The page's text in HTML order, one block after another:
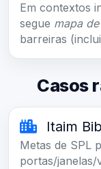
Em contextos
segue mapa
barreiras
Casos
Itaim
Metas de SPL
portas/janelas/